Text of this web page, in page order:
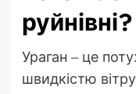
руйнівні?
Ураган – це
швидкістю